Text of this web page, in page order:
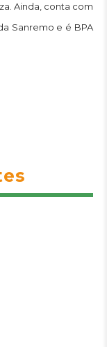
Ainda, conta com
Sanremo e é BPA